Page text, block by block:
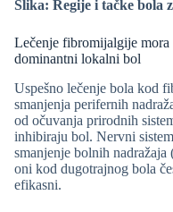
Slika: Regije i tačke bola
Lečenje fibromijalgije
dominantni lokalni bol
Uspešno lečenje bola kod
smanjenja perifernih
od očuvanja prirodnih
inhibiraju bol. Nervni
smanjenje bolnih
oni kod dugotrajnog bola
efikasni.